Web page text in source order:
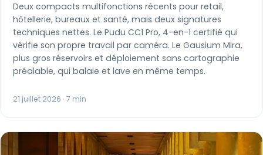
Deux compacts multifonctions récents pour retail,
hôtellerie, bureaux et santé, mais deux signatures
techniques nettes. Le Pudu CC1 Pro, 4-en-1 certifié qui
vérifie son propre travail par caméra. Le Gausium Mira,
plus gros réservoirs et déploiement sans cartographie
préalable, qui balaie et lave en même temps.
21 juillet 2026 · 7 min